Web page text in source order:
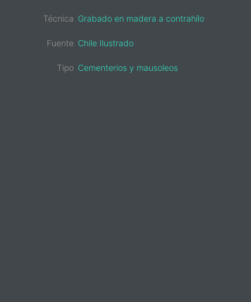
Técnica Grabado en madera a contrahílo
Fuente Chile Ilustrado
Tipo Cementerios y mausoleos